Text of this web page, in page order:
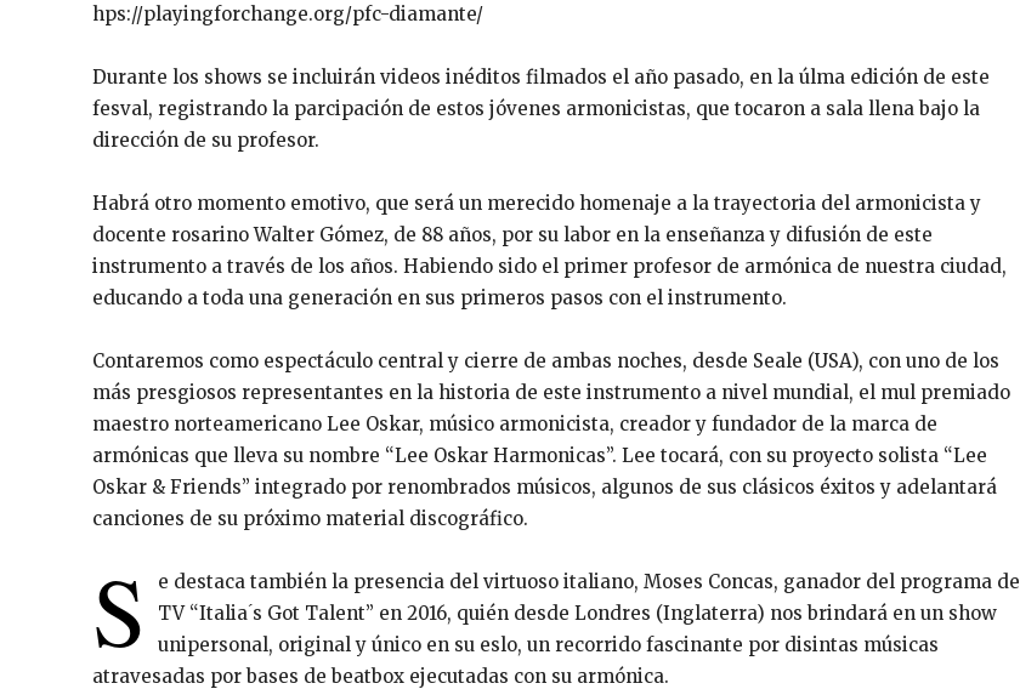
hps://playingforchange.org/pfc-diamante/
Durante los shows se incluirán videos inéditos filmados el año pasado, en la úlma edición de este
fesval, registrando la parcipación de estos jóvenes armonicistas, que tocaron a sala llena bajo la
dirección de su profesor.
Habrá otro momento emotivo, que será un merecido homenaje a la trayectoria del armonicista y
docente rosarino Walter Gómez, de 88 años, por su labor en la enseñanza y difusión de este
instrumento a través de los años. Habiendo sido el primer profesor de armónica de nuestra ciudad,
educando a toda una generación en sus primeros pasos con el instrumento.
Contaremos como espectáculo central y cierre de ambas noches, desde Seale (USA), con uno de los
más presgiosos representantes en la historia de este instrumento a nivel mundial, el mul premiado
maestro norteamericano Lee Oskar, músico armonicista, creador y fundador de la marca de
armónicas que lleva su nombre “Lee Oskar Harmonicas”. Lee tocará, con su proyecto solista “Lee
Oskar & Friends” integrado por renombrados músicos, algunos de sus clásicos éxitos y adelantará
canciones de su próximo material discográfico.
S
e destaca también la presencia del virtuoso italiano, Moses Concas, ganador del programa de
TV “Italia ́s Got Talent” en 2016, quién desde Londres (Inglaterra) nos brindará en un show
unipersonal, original y único en su eslo, un recorrido fascinante por disintas músicas
atravesadas por bases de beatbox ejecutadas con su armónica.